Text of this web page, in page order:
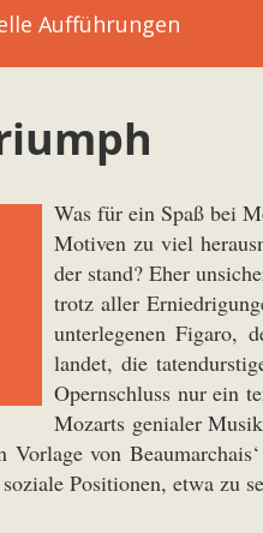
Aufführungen
Was für ein Spaß bei
Motiven zu viel
der stand? Eher
trotz aller
unterlegenen Figaro,
landet, die
Opernschluss nur ein
Mozarts genialer
Vorlage von
Positionen, etwa zu